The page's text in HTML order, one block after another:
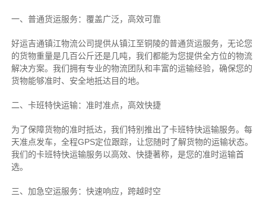
一、普通货运服务：覆盖广泛，高效可靠
好运吉通镇江物流公司提供从镇江至铜陵的普通货运服务，无论您
的货物重量是几百公斤还是几吨，我们都能为您提供全方位的物流
解决方案。我们拥有专业的物流团队和丰富的运输经验，确保您的
货物能够准时、安全地抵达目的地。
二、卡班特快运输：准时准点，高效快捷
为了保障货物的准时抵达，我们特别推出了卡班特快运输服务。每
天准点发车，全程GPS定位跟踪，让您随时了解货物的运输状态。
我们的卡班特快运输服务以高效、快捷著称，是您的准时运输首
选。
三、加急空运服务：快速响应，跨越时空